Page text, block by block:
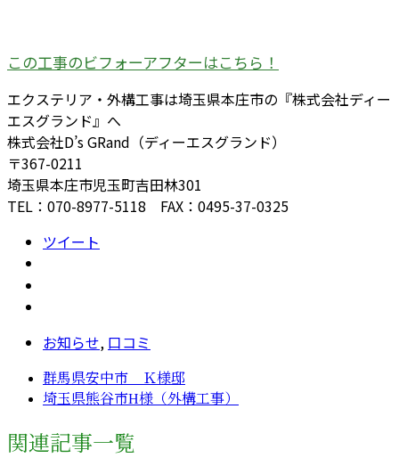
この工事のビフォーアフターはこちら！
エクステリア・外構工事は埼玉県本庄市の『株式会社ディー
エスグランド』へ
株式会社D’s GRand（ディーエスグランド）
〒367-0211
埼玉県本庄市児玉町吉田林301
TEL：070-8977-5118 FAX：0495-37-0325
ツイート
お知らせ, 口コミ
群馬県安中市 Ｋ様邸
埼玉県熊谷市H様（外構工事）
関連記事一覧